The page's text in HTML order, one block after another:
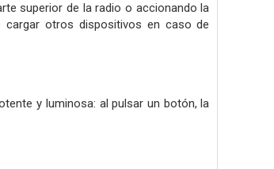
superior de la radio o accionando la
cargar otros dispositivos en caso de
y luminosa: al pulsar un botón, la